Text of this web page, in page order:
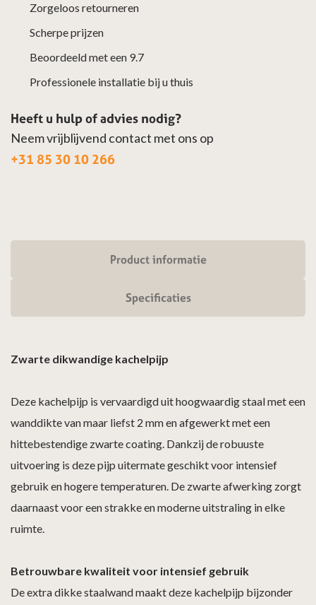
Zorgeloos retourneren
Scherpe prijzen
Beoordeeld met een 9.7
Professionele installatie bij u thuis
Heeft u hulp of advies nodig?
Neem vrijblijvend contact met ons op
+31 85 30 10 266
Product informatie
Specificaties
Zwarte dikwandige kachelpijp
Deze kachelpijp is vervaardigd uit hoogwaardig staal met een
wanddikte van maar liefst 2 mm en afgewerkt met een
hittebestendige zwarte coating. Dankzij de robuuste
uitvoering is deze pijp uitermate geschikt voor intensief
gebruik en hogere temperaturen. De zwarte afwerking zorgt
daarnaast voor een strakke en moderne uitstraling in elke
ruimte.
Betrouwbare kwaliteit voor intensief gebruik
De extra dikke staalwand maakt deze kachelpijp bijzonder